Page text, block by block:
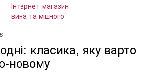
класика, яку варто
новому